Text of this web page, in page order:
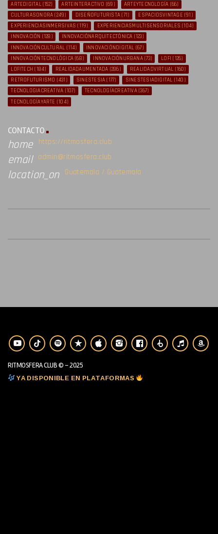
ARTEDIGITAL(152) ARTEINTERACTIVO (69) ARTEYTECNOLOGÍA (66)
CULTURASONORA (249) DISEÑOFUTURISTA (71) ESPACIOSVINTAGE (91)
EXPERIENCIASINMERSIVAS (119) EXPERIENCIASMULTISENSORIALES (104)
INNOVACIÓN (128) INNOVACIÓNARQUITECTÓNICA (123)
INNOVACIÓNCULTURAL (114) INNOVACIÓNDIGITAL (67)
INNOVACIÓNTECNOLÓGICA (68) INNOVACIÓNURBANA(73) LOFI (126)
LOFITECH (184) REALIDADAUMENTADA (286) REALIDADVIRTUAL (160)
RETROFUTURISMO (431) SINESTESIA (177) SINESTESIADIGITAL (140)
TECNOLOGIACREATIVA (107) TECNOLOGÍACREATIVA(367)
TECNOLOGÍAYARTE (104)
CONTACTO
home https://ritmosfera.club
email admin@ritmosfera.club
location_on Guatemala / Guatemala
RITMOSFERA CLUB © - 2025
YA DISPONIBLE EN PLATAFORMAS